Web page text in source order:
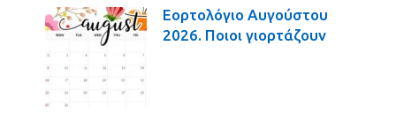
Εορτολόγιο Αυγούστου
2026. Ποιοι γιορτάζουν